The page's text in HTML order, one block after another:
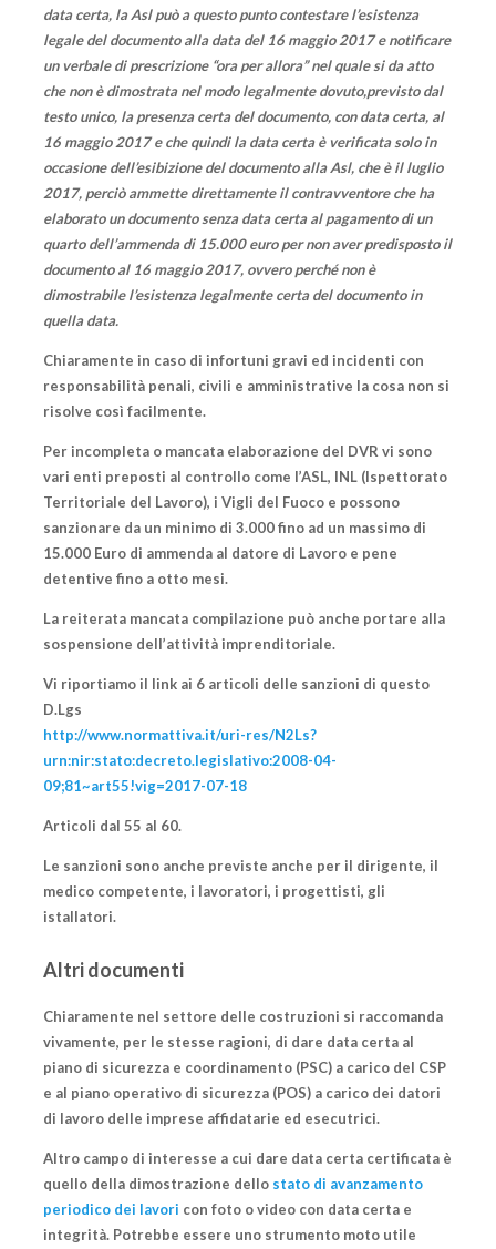
data certa, la Asl può a questo punto contestare l’esistenza
legale del documento alla data del 16 maggio 2017 e notificare
un verbale di prescrizione “ora per allora” nel quale si da atto
che non è dimostrata nel modo legalmente dovuto,previsto dal
testo unico, la presenza certa del documento, con data certa, al
16 maggio 2017 e che quindi la data certa è verificata solo in
occasione dell’esibizione del documento alla Asl, che è il luglio
2017, perciò ammette direttamente il contravventore che ha
elaborato un documento senza data certa al pagamento di un
quarto dell’ammenda di 15.000 euro per non aver predisposto il
documento al 16 maggio 2017, ovvero perché non è
dimostrabile l’esistenza legalmente certa del documento in
quella data.
Chiaramente in caso di infortuni gravi ed incidenti con
responsabilità penali, civili e amministrative la cosa non si
risolve così facilmente.
Per incompleta o mancata elaborazione del DVR vi sono
vari enti preposti al controllo come l’ASL, INL (Ispettorato
Territoriale del Lavoro), i Vigli del Fuoco e possono
sanzionare da un minimo di 3.000 fino ad un massimo di
15.000 Euro di ammenda al datore di Lavoro e pene
detentive fino a otto mesi.
La reiterata mancata compilazione può anche portare alla
sospensione dell’attività imprenditoriale.
Vi riportiamo il link ai 6 articoli delle sanzioni di questo
D.Lgs
http://www.normattiva.it/uri-res/N2Ls?
urn:nir:stato:decreto.legislativo:2008-04-
09;81~art55!vig=2017-07-18
Articoli dal 55 al 60.
Le sanzioni sono anche previste anche per il dirigente, il
medico competente, i lavoratori, i progettisti, gli
istallatori.
Altri documenti
Chiaramente nel settore delle costruzioni si raccomanda
vivamente, per le stesse ragioni, di dare data certa al
piano di sicurezza e coordinamento (PSC) a carico del CSP
e al piano operativo di sicurezza (POS) a carico dei datori
di lavoro delle imprese affidatarie ed esecutrici.
Altro campo di interesse a cui dare data certa certificata è
quello della dimostrazione dello stato di avanzamento
periodico dei lavori con foto o video con data certa e
integrità. Potrebbe essere uno strumento moto utile